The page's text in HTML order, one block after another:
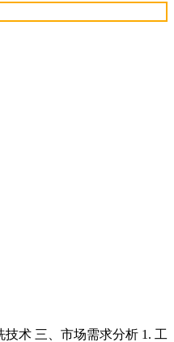
术 三、市场需求分析 1. 工